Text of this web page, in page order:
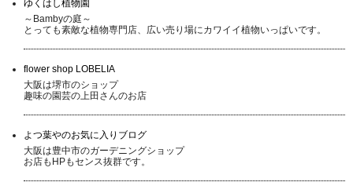
ゆくはし植物園
～Bambyの庭～
とっても素敵な植物専門店、広い売り場にカワイイ植物いっぱいです。
flower shop LOBELIA
大阪は堺市のショップ
趣味の園芸の上田さんのお店
よつ葉やのお気に入りブログ
大阪は豊中市のガーデニングショップ
お店もHPもセンス抜群です。